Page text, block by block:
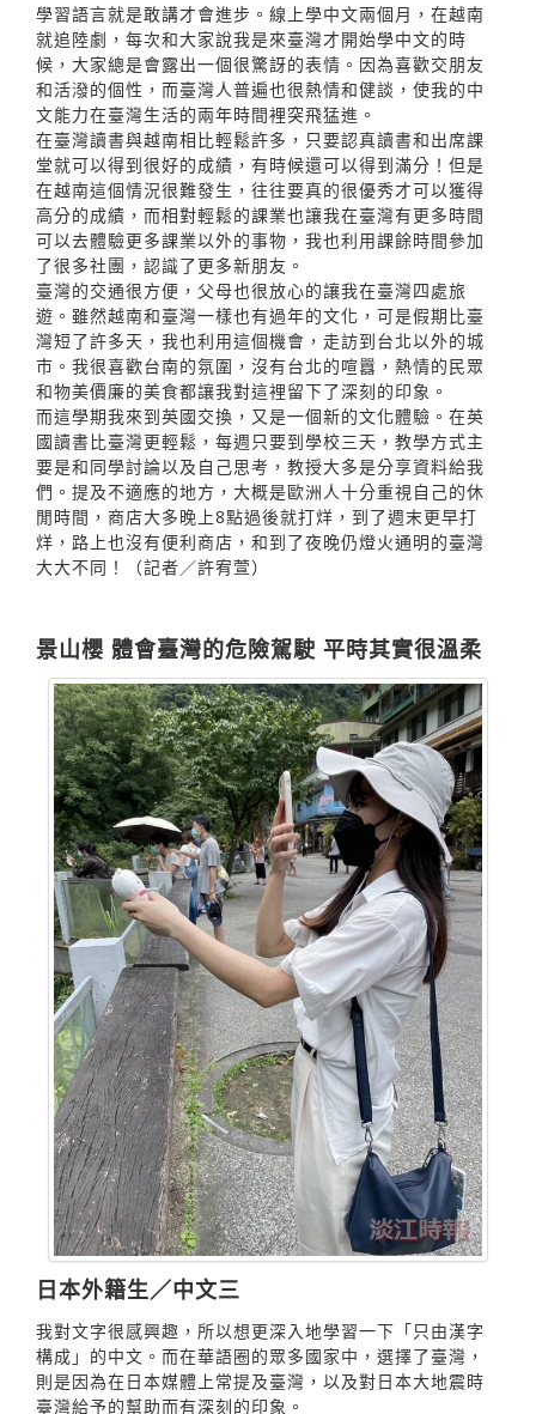
學習語言就是敢講才會進步。線上學中文兩個月，在越南
就追陸劇，每次和大家說我是來臺灣才開始學中文的時
候，大家總是會露出一個很驚訝的表情。因為喜歡交朋友
和活潑的個性，而臺灣人普遍也很熱情和健談，使我的中
文能力在臺灣生活的兩年時間裡突飛猛進。
在臺灣讀書與越南相比輕鬆許多，只要認真讀書和出席課
堂就可以得到很好的成績，有時候還可以得到滿分！但是
在越南這個情況很難發生，往往要真的很優秀才可以獲得
高分的成績，而相對輕鬆的課業也讓我在臺灣有更多時間
可以去體驗更多課業以外的事物，我也利用課餘時間參加
了很多社團，認識了更多新朋友。
臺灣的交通很方便，父母也很放心的讓我在臺灣四處旅
遊。雖然越南和臺灣一樣也有過年的文化，可是假期比臺
灣短了許多天，我也利用這個機會，走訪到台北以外的城
市。我很喜歡台南的氛圍，沒有台北的喧囂，熱情的民眾
和物美價廉的美食都讓我對這裡留下了深刻的印象。
而這學期我來到英國交換，又是一個新的文化體驗。在英
國讀書比臺灣更輕鬆，每週只要到學校三天，教學方式主
要是和同學討論以及自己思考，教授大多是分享資料給我
們。提及不適應的地方，大概是歐洲人十分重視自己的休
閒時間，商店大多晚上8點過後就打烊，到了週末更早打
烊，路上也沒有便利商店，和到了夜晚仍燈火通明的臺灣
大大不同！（記者／許宥萱）
景山櫻 體會臺灣的危險駕駛 平時其實很溫柔
日本外籍生／中文三
我對文字很感興趣，所以想更深入地學習一下「只由漢字
構成」的中文。而在華語圈的眾多國家中，選擇了臺灣，
則是因為在日本媒體上常提及臺灣，以及對日本大地震時
臺灣給予的幫助而有深刻的印象。